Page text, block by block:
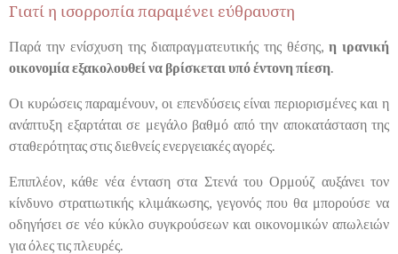
Γιατί η ισορροπία παραμένει εύθραυστη
Παρά την ενίσχυση της διαπραγματευτικής της θέσης, η ιρανική
οικονομία εξακολουθεί να βρίσκεται υπό έντονη πίεση.
Οι κυρώσεις παραμένουν, οι επενδύσεις είναι περιορισμένες και η
ανάπτυξη εξαρτάται σε μεγάλο βαθμό από την αποκατάσταση της
σταθερότητας στις διεθνείς ενεργειακές αγορές.
Επιπλέον, κάθε νέα ένταση στα Στενά του Ορμούζ αυξάνει τον
κίνδυνο στρατιωτικής κλιμάκωσης, γεγονός που θα μπορούσε να
οδηγήσει σε νέο κύκλο συγκρούσεων και οικονομικών απωλειών
για όλες τις πλευρές.